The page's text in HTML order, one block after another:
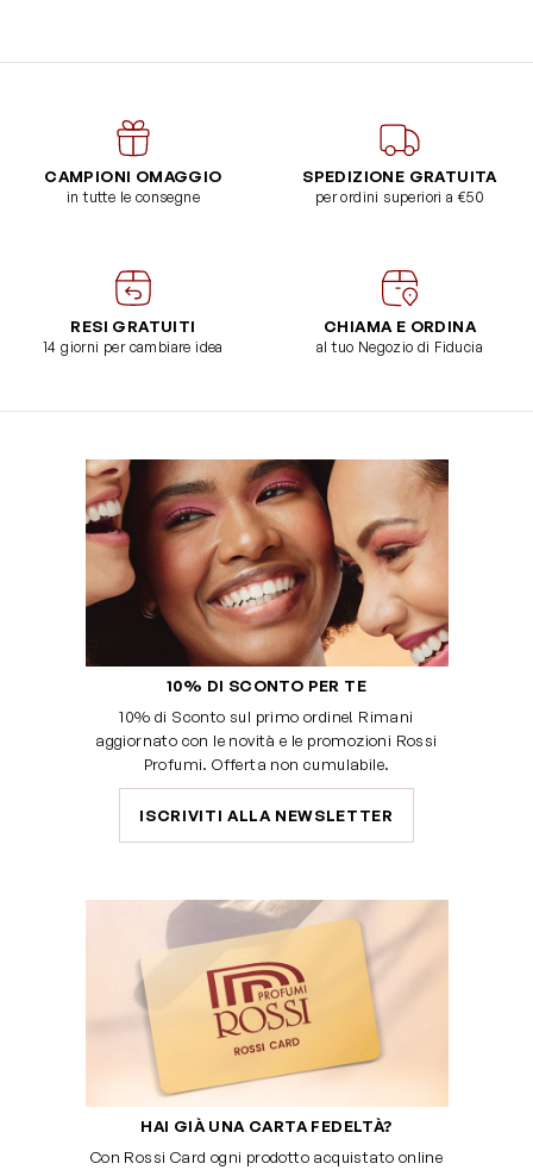
CAMPIONI OMAGGIO
in tutte le consegne
SPEDIZIONE GRATUITA
per ordini superiori a €50
RESI GRATUITI
14 giorni per cambiare idea
CHIAMA E ORDINA
al tuo Negozio di Fiducia
10% DI SCONTO PER TE
10% di Sconto sul primo ordine! Rimani
aggiornato con le novità e le promozioni Rossi
Profumi. Offerta non cumulabile.
ISCRIVITI ALLA NEWSLETTER
HAI GIÀ UNA CARTA FEDELTÀ?
Con Rossi Card ogni prodotto acquistato online